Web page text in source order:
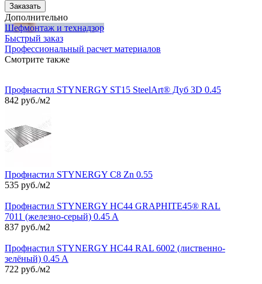
Заказать
Дополнительно
Шефмонтаж и технадзор
Быстрый заказ
Профессиональный расчет материалов
Смотрите также
Профнастил STYNERGY ST15 SteelArt® Дуб 3D 0.45
842 руб./м2
Профнастил STYNERGY С8 Zn 0.55
535 руб./м2
Профнастил STYNERGY НС44 GRAPHITE45® RAL
7011 (железно-серый) 0.45 A
837 руб./м2
Профнастил STYNERGY НС44 RAL 6002 (лиственно-
зелёный) 0.45 A
722 руб./м2